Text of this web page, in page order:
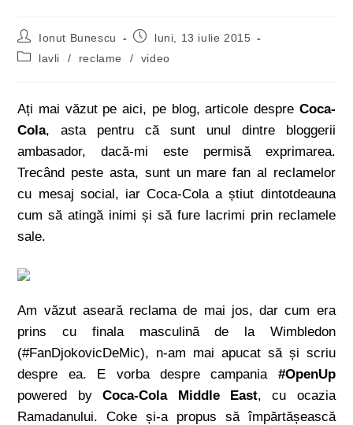
Ionut Bunescu
luni, 13 iulie 2015
lavli
/ reclame / video
Ați mai văzut pe aici, pe blog, articole despre Coca-
Cola, asta pentru că sunt unul dintre bloggerii
ambasador, dacă-mi este permisă exprimarea.
Trecând peste asta, sunt un mare fan al reclamelor
cu mesaj social, iar Coca-Cola a știut dintotdeauna
cum să atingă inimi și să fure lacrimi prin reclamele
sale.
Am văzut aseară reclama de mai jos, dar cum era
prins cu finala masculină de la Wimbledon
(#FanDjokovicDeMic), n-am mai apucat să și scriu
despre ea. E vorba despre campania #OpenUp
powered byCoca-Cola Middle East, cu ocazia
Ramadanului. Coke și-a propus să împărtășească